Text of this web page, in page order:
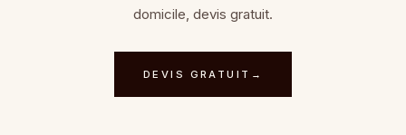
domicile, devis gratuit.
DEVIS GRATUIT →